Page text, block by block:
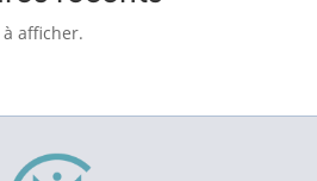
afficher.